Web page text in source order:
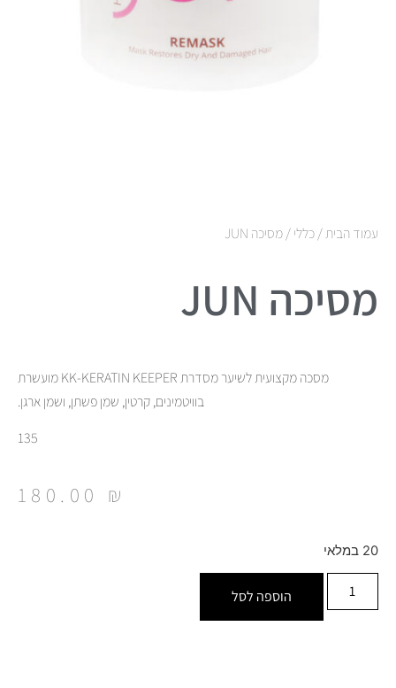
עמוד הבית/כללי/ מסיכה JUN
מסיכה JUN
מסכה מקצועית לשיער מסדרת KK-KERATIN KEEPER מועשרת
בוויטמינים, קרטין, שמן פשתן, ושמן ארגן.
135
180.00 ₪
20 במלאי
הוספה לסל